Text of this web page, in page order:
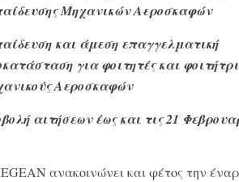
Μηχανικών Αεροσκαφών
και άμεση επαγγελματική
για φοιτητές και
Αεροσκαφών
αιτήσεων έως και τις 21
ανακοινώνει και φέτος την